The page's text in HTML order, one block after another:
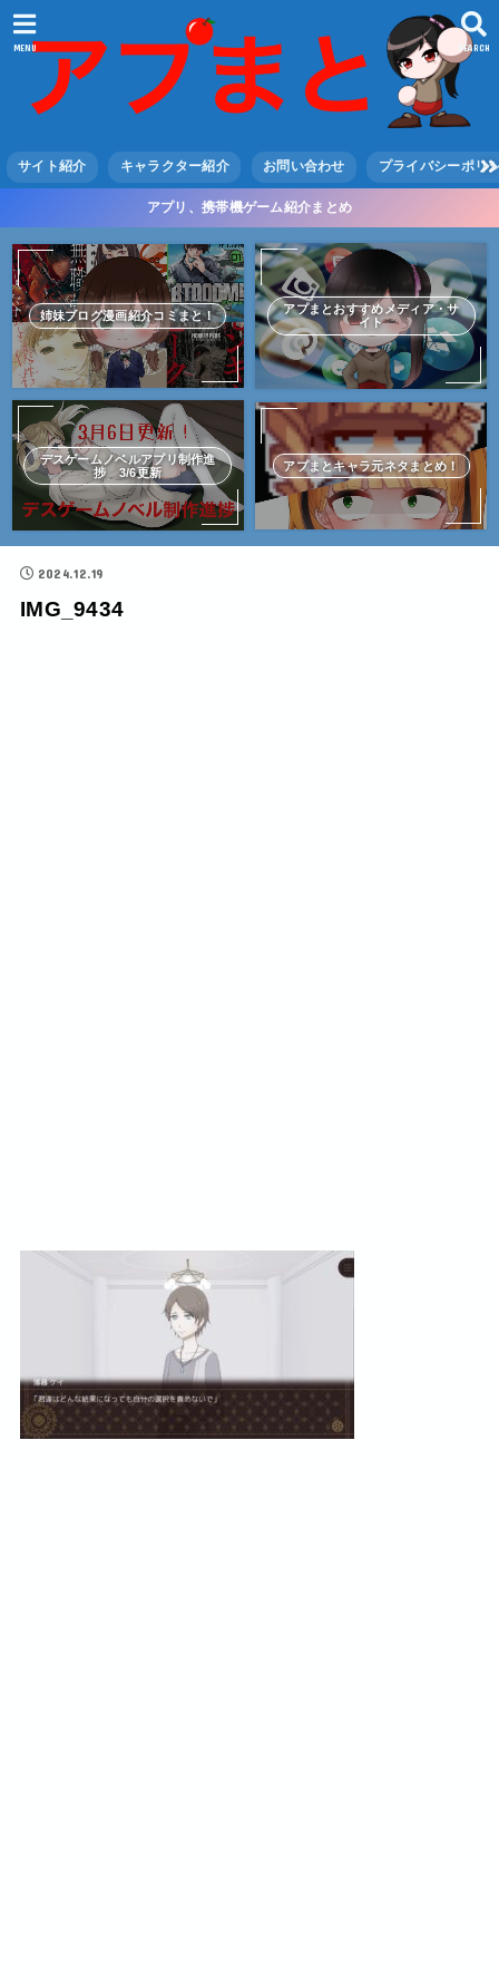
SEARCH
MENU
サイト紹介 キャラクター紹介 お問い合わせ プライバシーポリ
アプリ、携帯機ゲーム紹介まとめ
姉妹ブログ漫画紹介コミまと！
アプまとおすすめメディア・サ
イト
デスゲームノベルアプリ制作進
捗 3/6更新
アプまとキャラ元ネタまとめ！
2024.12.19
IMG_9434